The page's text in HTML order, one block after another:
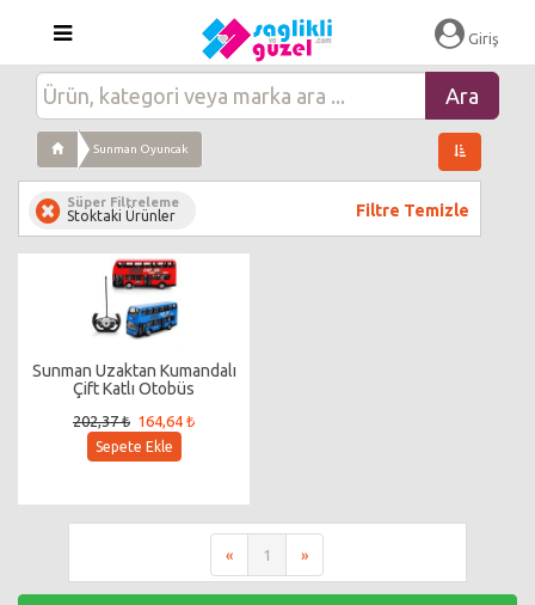
Giriş
Sunman Oyuncak
Süper Filtreleme
Stoktaki Ürünler Filtre Temizle
Sunman Uzaktan Kumandalı
Çift Katlı Otobüs
202,37 ₺ 164,64 ₺
Sepete Ekle
« 1 »